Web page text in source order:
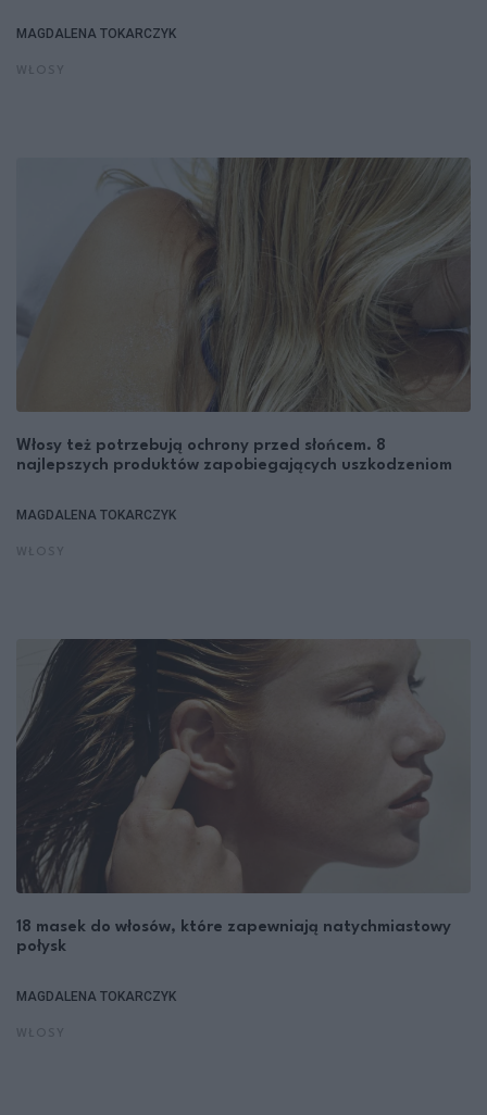
MAGDALENA TOKARCZYK
Włosy też potrzebują ochrony przed słońcem. 8
najlepszych produktów zapobiegających uszkodzeniom
MAGDALENA TOKARCZYK
18 masek do włosów, które zapewniają natychmiastowy
połysk
MAGDALENA TOKARCZYK